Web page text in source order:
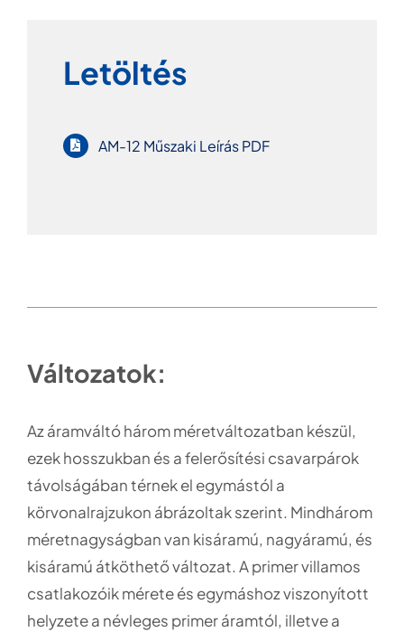
Letöltés
AM-12 Műszaki Leírás PDF
Változatok:
Az áramváltó három méretváltozatban készül,
ezek hosszukban és a felerősítési csavarpárok
távolságában térnek el egymástól a
körvonalrajzukon ábrázoltak szerint. Mindhárom
méretnagyságban van kisáramú, nagyáramú, és
kisáramú átköthető változat. A primer villamos
csatlakozóik mérete és egymáshoz viszonyított
helyzete a névleges primer áramtól, illetve a